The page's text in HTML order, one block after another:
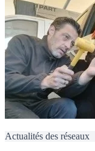
Actualités des réseaux